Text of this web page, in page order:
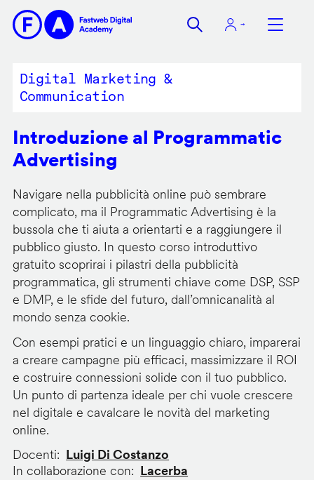
contenuto
Digital Marketing &
Communication
Introduzione al Programmatic
Advertising
Navigare nella pubblicità online può sembrare
complicato, ma il Programmatic Advertising è la
bussola che ti aiuta a orientarti e a raggiungere il
pubblico giusto. In questo corso introduttivo
gratuito scoprirai i pilastri della pubblicità
programmatica, gli strumenti chiave come DSP, SSP
e DMP, e le sfide del futuro, dall’omnicanalità al
mondo senza cookie.
Con esempi pratici e un linguaggio chiaro, imparerai
a creare campagne più efficaci, massimizzare il ROI
e costruire connessioni solide con il tuo pubblico.
Un punto di partenza ideale per chi vuole crescere
nel digitale e cavalcare le novità del marketing
online.
Docenti
Luigi Di Costanzo
In collaborazione con
Lacerba